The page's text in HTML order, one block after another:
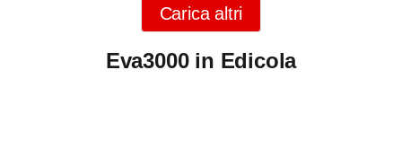
Carica altri
Eva3000 in Edicola